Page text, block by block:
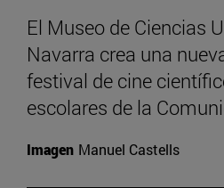
El Museo de Ciencias
Navarra crea una
festival de cine
escolares de la
Imagen Manuel Castells